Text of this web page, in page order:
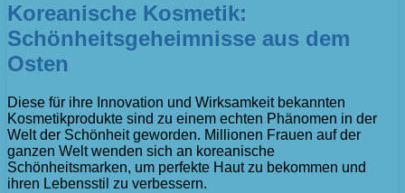
Koreanische Kosmetik:
Schönheitsgeheimnisse aus dem
Osten
Diese für ihre Innovation und Wirksamkeit bekannten
Kosmetikprodukte sind zu einem echten Phänomen in der
Welt der Schönheit geworden. Millionen Frauen auf der
ganzen Welt wenden sich an koreanische
Schönheitsmarken, um perfekte Haut zu bekommen und
ihren Lebensstil zu verbessern.